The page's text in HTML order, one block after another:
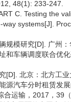
48(1): 233-247.
C. Testing the
systems[J].
模研究[D]. 广州：
车辆调度联合优
北京：北方工业
汽车分时租赁发
运输，2017，39（